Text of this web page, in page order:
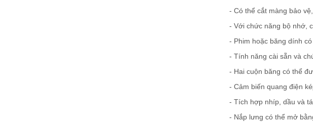
- Có thể cắt màng bảo
- Với chức năng bộ nhớ,
- Phim hoặc băng dính
- Tính năng cài sẵn và
- Hai cuộn băng có thể
- Cảm biến quang điện
- Tích hợp nhíp, dầu và
- Nắp lưng có thể mở